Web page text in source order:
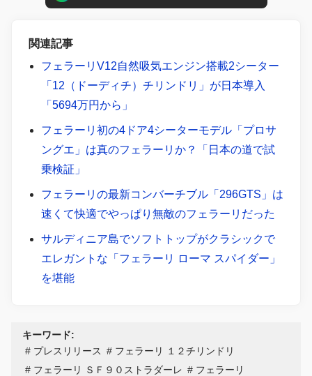
関連記事
フェラーリV12自然吸気エンジン搭載2シーター
「12（ドーディチ）チリンドリ」が日本導入
「5694万円から」
フェラーリ初の4ドア4シーターモデル「プロサ
ングエ」は真のフェラーリか？「日本の道で試
乗検証」
フェラーリの最新コンバーチブル「296GTS」は
速くて快適でやっぱり無敵のフェラーリだった
サルディニア島でソフトトップがクラシックで
エレガントな「フェラーリ ローマ スパイダー」
を堪能
キーワード:
プレスリリース
フェラーリ １２チリンドリ
フェラーリ ＳＦ９０ストラダーレ
フェラーリ